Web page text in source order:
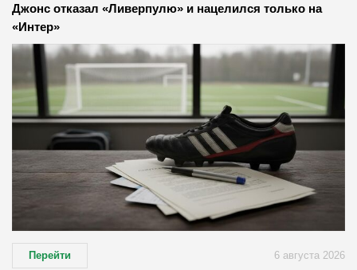
Джонс отказал «Ливерпулю» и нацелился только на
«Интер»
Перейти 6 августа 2026